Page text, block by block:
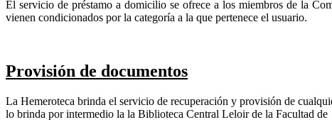
El servicio de préstamo a domicilio se ofrece a los miembros de la
vienen condicionados por la categoría a la que pertenece el usuario.
Provisión de documentos
La Hemeroteca brinda el servicio de recuperación y provisión de
lo brinda por intermedio la la Biblioteca Central Leloir de la Facultad